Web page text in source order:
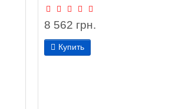
8 562 грн.
Купить